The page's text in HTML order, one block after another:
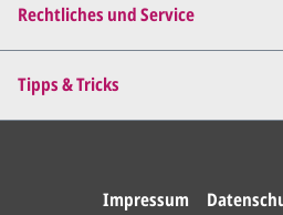
Rechtliches und Service
Tipps & Tricks
Impressum